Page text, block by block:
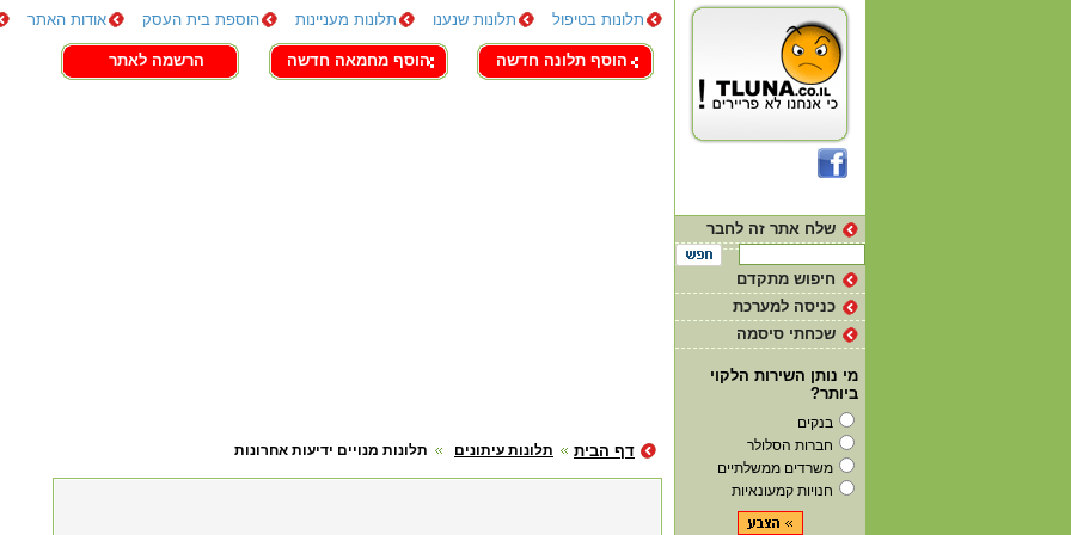
תלונות בטיפול תלונות שנענו תלונות מעניינות הוספת בית העסק אודות האתר
צור קשר
הוסף תלונה חדשה הוסף מחמאה חדשה הרשמה לאתר
תלונות מנויים ידיעות אחרונות תלונות עיתונים דף הבית
שלח אתר זה לחבר
חיפוש מתקדם
כניסה למערכת
שכחתי סיסמה
מי נותן השירות הלקוי
ביותר?
בנקים
חברות הסלולר
משרדים ממשלתיים
חנויות קמעונאיות